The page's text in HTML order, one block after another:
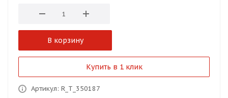
В корзину
Купить в 1 клик
Артикул: R_T_350187
% каждые 2 недели
об оплате Плайтом